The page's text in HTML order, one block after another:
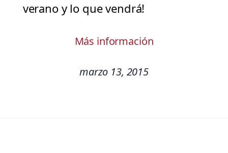
verano y lo que vendrá!
Más información
marzo 13, 2015